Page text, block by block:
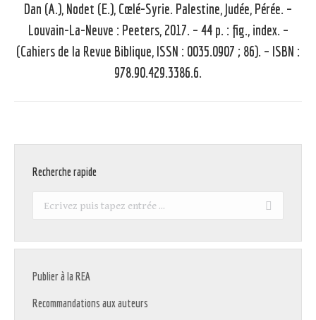
Article
suivant
:
Dan (A.), Nodet (E.), Cœlé-Syrie. Palestine, Judée, Pérée. –
Louvain-La-Neuve : Peeters, 2017. – 44 p. : fig., index. –
(Cahiers de la Revue Biblique, ISSN : 0035.0907 ; 86). – ISBN :
978.90.429.3386.6.
Recherche rapide
Recherche
Publier à la REA
Recommandations aux auteurs